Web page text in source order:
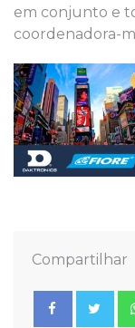
em conjunto e
coordenadora-
Compartilhar